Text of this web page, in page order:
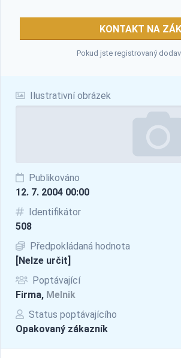
Ilustrativní obrázek
Publikováno
12. 7. 2004 00:00
Identifikátor
508
Předpokládaná hodnota
[Nelze určit]
Poptávající
Firma, Melnik
Status poptávajícího
Opakovaný zákazník
KONTAKT NA
Pokud jste registrovaný